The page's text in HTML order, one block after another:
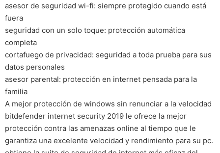
asesor de seguridad wi-fi: siempre protegido cuando está
fuera
seguridad con un solo toque: protección automática
completa
cortafuego de privacidad: seguridad a toda prueba para sus
datos personales
asesor parental: protección en internet pensada para la
familia
A mejor protección de windows sin renunciar a la velocidad
bitdefender internet security 2019 le ofrece la mejor
protección contra las amenazas online al tiempo que le
garantiza una excelente velocidad y rendimiento para su pc.